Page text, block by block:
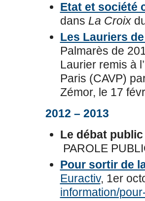
Etat et société
dans La Croix
Les Lauriers
Palmarès de
Laurier remis à
Paris (CAVP)
Zémor, le 17
2012 – 2013
Le débat
PAROLE
Pour sortir de
Euractiv, 1er
information/